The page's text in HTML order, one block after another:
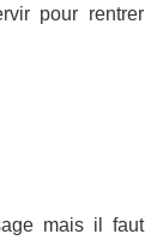
pour rentrer
mais il faut